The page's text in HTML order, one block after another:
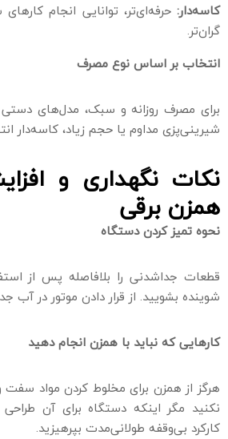
کاسه‌دار: حرفه‌ای‌تر، توانایی انجام
گران‌تر.
انتخاب بر اساس نوع مصرف
برای مصرف روزانه و سبک، مدل‌های دستی
شیرینی‌پزی مداوم یا حجم زیاد، کاسه‌دار
نکات نگهداری و
همزن برقی
نحوه تمیز کردن دستگاه
قطعات جداشدنی را بلافاصله پس از
شوینده بشویید. از قرار دادن موتور در آب
کارهایی که نباید با همزن انجام دهید
هرگز از همزن برای مخلوط کردن مواد
نکنید مگر اینکه دستگاه برای آن
کارکرد بی‌وقفه طولانی‌مدت بپرهیزید.